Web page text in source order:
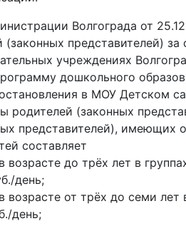
Волгограда от
представителей)
учреждениях
дошкольного
в МОУ Детском
родителей (законных
представителей), имеющих
составляет
возрасте до трёх лет в
день;
возрасте от трёх до семи лет
день;